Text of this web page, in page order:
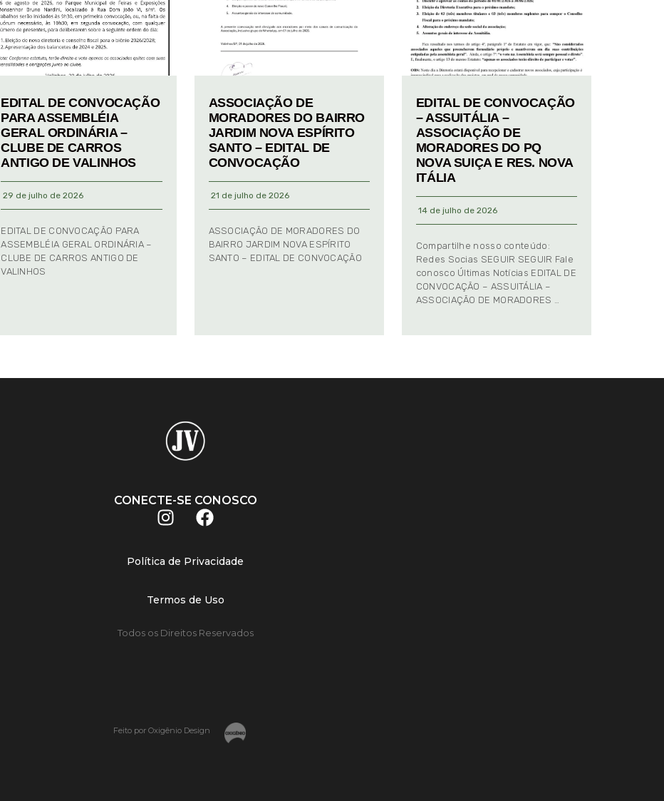
EDITAL DE CONVOCAÇÃO
PARA ASSEMBLÉIA
GERAL ORDINÁRIA –
CLUBE DE CARROS
ANTIGO DE VALINHOS
29 de julho de 2026
EDITAL DE CONVOCAÇÃO PARA
ASSEMBLÉIA GERAL ORDINÁRIA –
CLUBE DE CARROS ANTIGO DE
VALINHOS
ASSOCIAÇÃO DE
MORADORES DO BAIRRO
JARDIM NOVA ESPÍRITO
SANTO – EDITAL DE
CONVOCAÇÃO
21 de julho de 2026
ASSOCIAÇÃO DE MORADORES DO
BAIRRO JARDIM NOVA ESPÍRITO
SANTO – EDITAL DE CONVOCAÇÃO
EDITAL DE CONVOCAÇÃO
– ASSUITÁLIA –
ASSOCIAÇÃO DE
MORADORES DO PQ
NOVA SUIÇA E RES. NOVA
ITÁLIA
14 de julho de 2026
Compartilhe nosso conteúdo:
Redes Socias SEGUIR SEGUIR Fale
conosco Últimas Notícias EDITAL DE
CONVOCAÇÃO – ASSUITÁLIA –
ASSOCIAÇÃO DE MORADORES …
CONECTE-SE CONOSCO
Política de Privacidade
Termos de Uso
Todos os Direitos Reservados
Feito por Oxigênio Design